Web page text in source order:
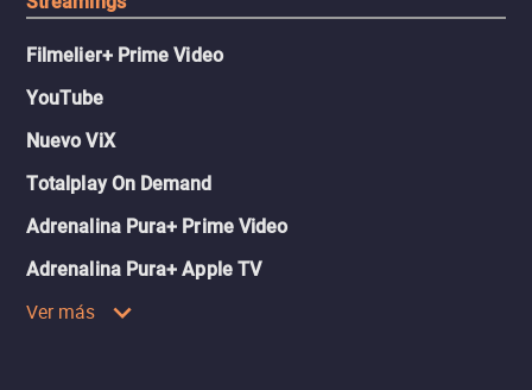
Filmelier+ Prime Video
YouTube
Nuevo ViX
Totalplay On Demand
Adrenalina Pura+ Prime Video
Adrenalina Pura+ Apple TV
Ver más